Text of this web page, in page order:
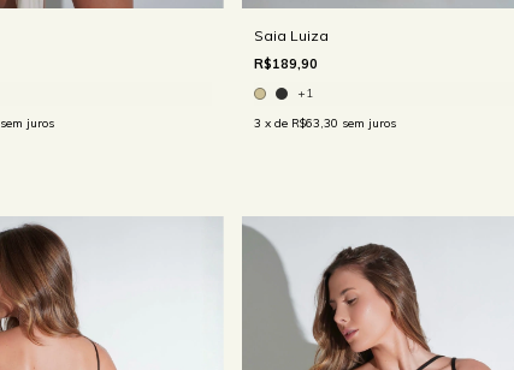
sem juros
Saia Luiza
R$189,90
+1
3 x de R$63,30 sem juros